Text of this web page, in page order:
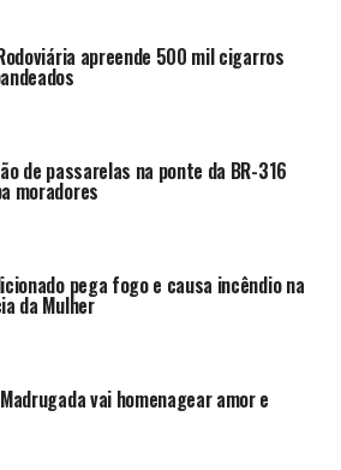
apreende 500 mil cigarros
de passarelas na ponte da BR-316
moradores
pega fogo e causa incêndio na
da Mulher
vai homenagear amor e